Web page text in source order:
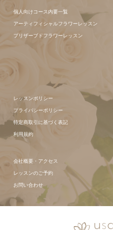
個人向けコース内要一覧
アーティフィシャルフラワーレッスン
プリザーブドフラワーレッスン
レッスンポリシー
プライバシーポリシー
特定商取引に基づく表記
利用規約
会社概要・アクセス
レッスンのご予約
お問い合わせ